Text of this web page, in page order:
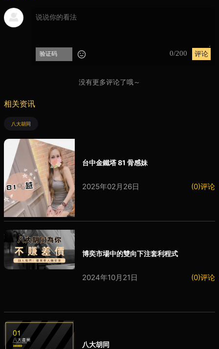
0/200
没有更多评论了哦～
相关资讯
八大胡同
台中金鐵塔 81 骨感妹
2025年02月26日 (0)评论
博奕市場中的雙向下注套利程式
2024年10月21日 (0)评论
八大胡同